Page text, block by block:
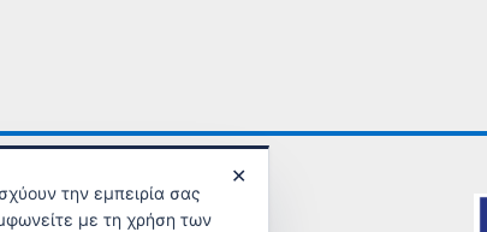
✕
την εμπειρία σας
με τη χρήση των